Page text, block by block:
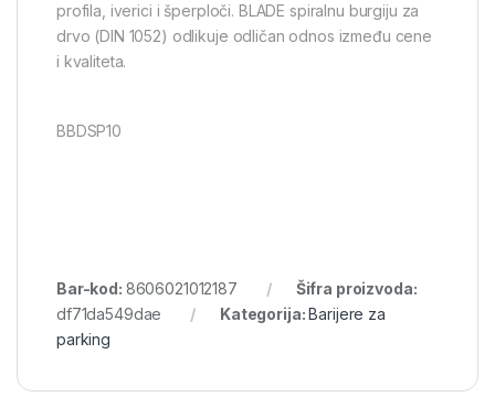
profila, iverici i šperploči. BLADE spiralnu burgiju za
drvo (DIN 1052) odlikuje odličan odnos između cene
i kvaliteta.
BBDSP10
Bar-kod: 8606021012187
Šifra proizvoda:
df71da549dae
Kategorija:Barijere za
parking